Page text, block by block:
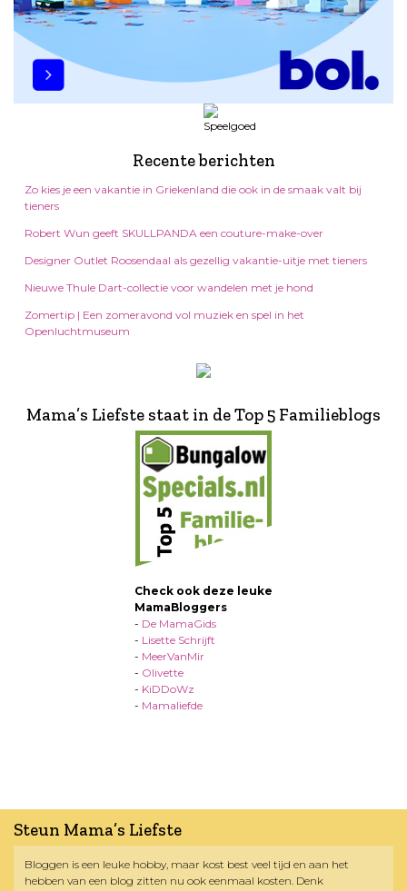
Recente berichten
Zo kies je een vakantie in Griekenland die ook in de smaak valt bij
tieners
Robert Wun geeft SKULLPANDA een couture-make-over
Designer Outlet Roosendaal als gezellig vakantie-uitje met tieners
Nieuwe Thule Dart-collectie voor wandelen met je hond
Zomertip | Een zomeravond vol muziek en spel in het
Openluchtmuseum
Mama’s Liefste staat in de Top 5 Familieblogs
Check ook deze leuke
MamaBloggers
- De MamaGids
- Lisette Schrijft
- MeerVanMir
- Olivette
- KiDDoWz
- Mamaliefde
Steun Mama’s Liefste
Bloggen is een leuke hobby, maar kost best veel tijd en aan het
hebben van een blog zitten nu ook eenmaal kosten. Denk